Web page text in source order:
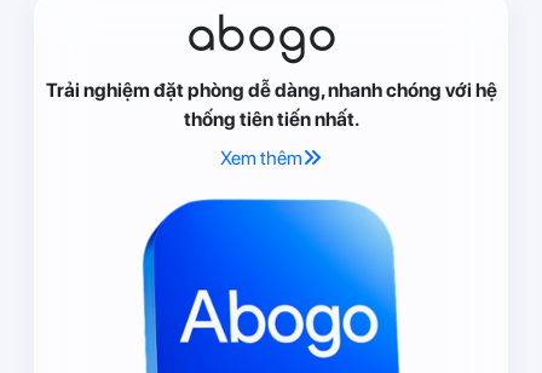
abogo
Trải nghiệm đặt phòng dễ dàng, nhanh chóng với hệ
thống tiên tiến nhất.
Xem thêm